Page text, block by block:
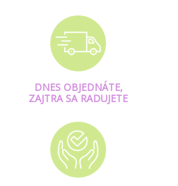
DNES OBJEDNÁTE,
ZAJTRA SA RADUJETE